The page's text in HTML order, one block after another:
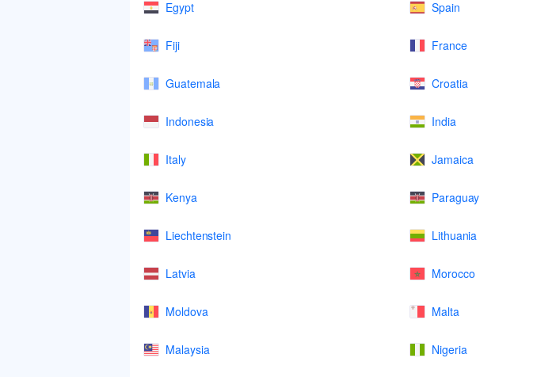
Egypt Spain
Fiji France
Guatemala Croatia
Indonesia India
Italy Jamaica
Kenya Paraguay
Liechtenstein Lithuania
Latvia Morocco
Moldova Malta
Malaysia Nigeria